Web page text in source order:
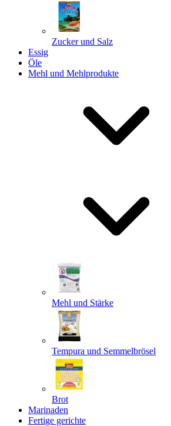
Zucker und Salz
Essig
Öle
Mehl und Mehlprodukte
Mehl und Stärke
Tempura und Semmelbrösel
Brot
Marinaden
Fertige gerichte